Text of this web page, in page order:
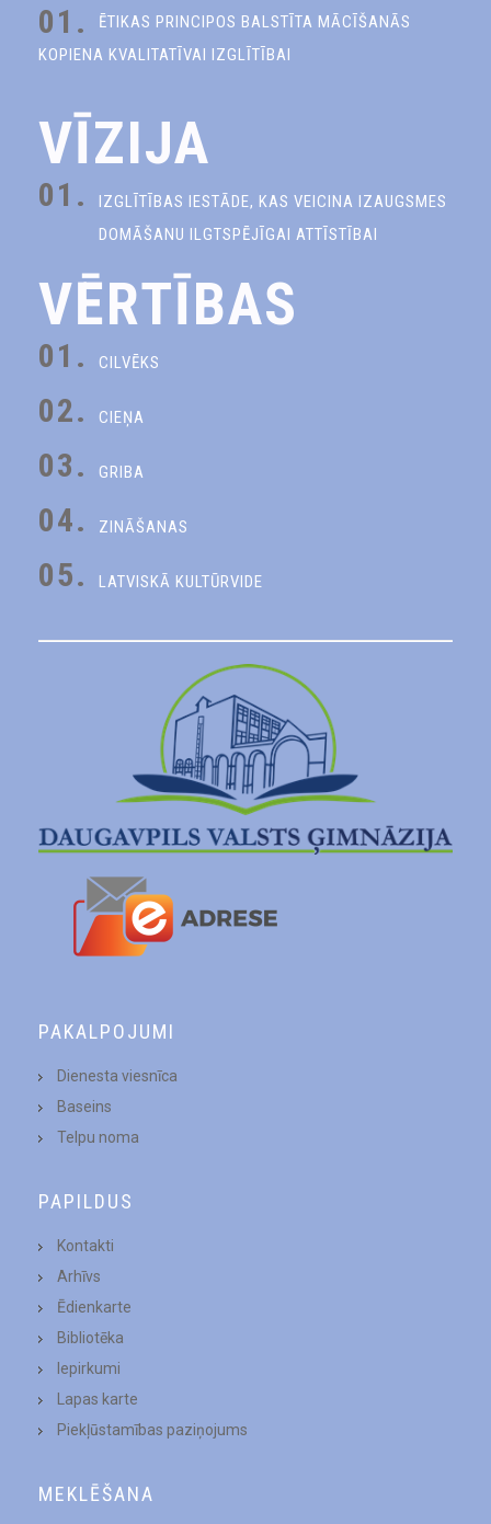
01.
ĒTIKAS PRINCIPOS BALSTĪTA MĀCĪŠANĀS
KOPIENA KVALITATĪVAI IZGLĪTĪBAI
VĪZIJA
01.
IZGLĪTĪBAS IESTĀDE, KAS VEICINA IZAUGSMES
DOMĀŠANU ILGTSPĒJĪGAI ATTĪSTĪBAI
VĒRTĪBAS
01. CILVĒKS
02. CIEŅA
03. GRIBA
04. ZINĀŠANAS
05. LATVISKĀ KULTŪRVIDE
PAKALPOJUMI
Dienesta viesnīca
Baseins
Telpu noma
PAPILDUS
Kontakti
Arhīvs
Ēdienkarte
Bibliotēka
Iepirkumi
Lapas karte
Piekļūstamības paziņojums
MEKLĒŠANA